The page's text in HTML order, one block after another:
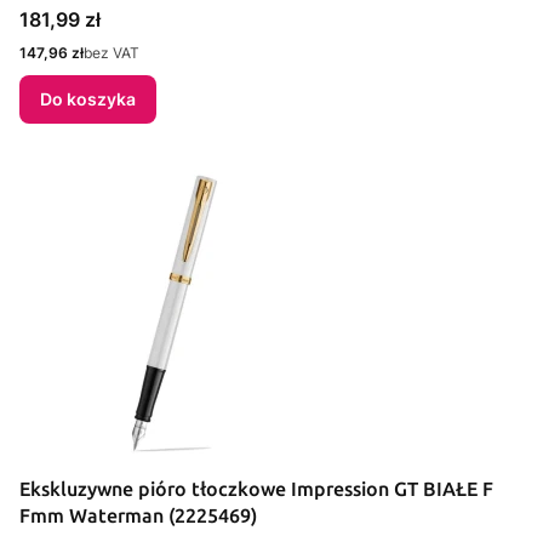
Cena
181,99 zł
Cena
147,96 złbez VAT
Do koszyka
Ekskluzywne pióro tłoczkowe Impression GT BIAŁE F
Fmm Waterman (2225469)